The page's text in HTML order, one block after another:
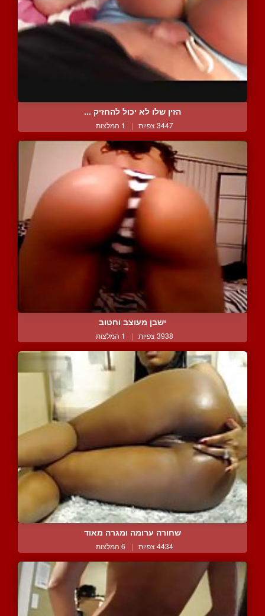
הזין שלו לא יכול להחזיק ...
3447 צפיות | 1 המלצות
ישבן מעוצב וחטוב
3938 צפיות | 1 המלצות
שחורה ערומה ומגרה מאוד
4434 צפיות | 6 המלצות